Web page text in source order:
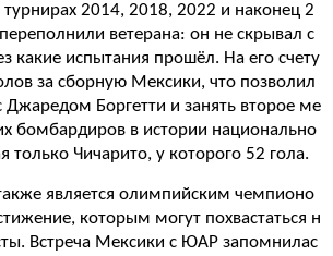
2014, 2018, 2022 и наконец 2
ветерана: он не скрывал с
какие испытания прошёл. На его счету
за сборную Мексики, что позволил
Джаредом Боргетти и занять второе ме
бомбардиров в истории национально
только Чичарито, у которого 52 гола.
является олимпийским чемпионо
которым могут похвастаться н
Встреча Мексики с ЮАР запомнилас